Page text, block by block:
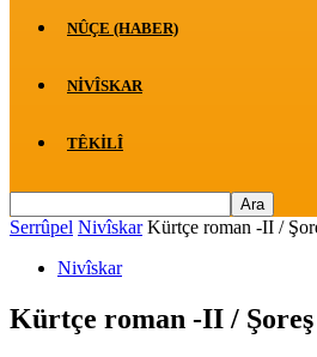
NÛÇE (HABER)
NIVÎSKAR
TÊKILÎ
Serrûpel Nivîskar Kürtçe roman -II /
Nivîskar
Kürtçe roman -II / Şoreş